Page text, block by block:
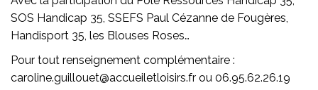
SOS Handicap 35, SSEFS Paul Cézanne de Fougères,
Handisport 35, les Blouses Roses…
Pour tout renseignement complémentaire :
caroline.guillouet@accueiletloisirs.fr ou 06.95.62.26.19